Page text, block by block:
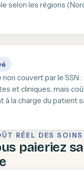
selon les régions
couvert par le SSN
et cliniques, mais
à la charge du patient
RÉEL DES SOINS
paieriez